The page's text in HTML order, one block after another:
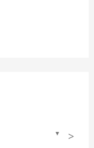
▼ >